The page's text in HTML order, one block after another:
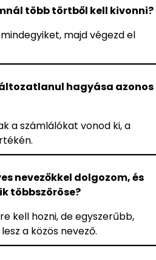
több törtből kell kivonni?
majd végezd el
hagyása azonos
a számlálókat vonod ki, a
nevezőkkel dolgozom, és
többszöröse?
kell hozni, de egyszerűbb,
a közös nevező.